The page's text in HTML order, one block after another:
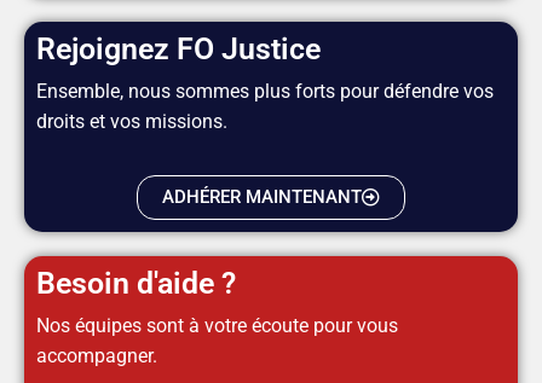
Rejoignez FO Justice
Ensemble, nous sommes plus forts pour défendre vos
droits et vos missions.
ADHÉRER MAINTENANT
Besoin d'aide ?
Nos équipes sont à votre écoute pour vous
accompagner.